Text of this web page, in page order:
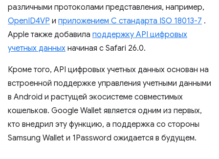
различными протоколами представления, например,
OpenID4VP и приложением C стандарта ISO 18013-7 .
Apple также добавила поддержку API цифровых
учетных данных начиная с Safari 26.0.
Кроме того, API цифровых учетных данных основан на
встроенной поддержке управления учетными данными
в Android и растущей экосистеме совместимых
кошельков. Google Wallet является одним из первых,
кто внедрил эту функцию, а поддержка со стороны
Samsung Wallet и 1Password ожидается в будущем.